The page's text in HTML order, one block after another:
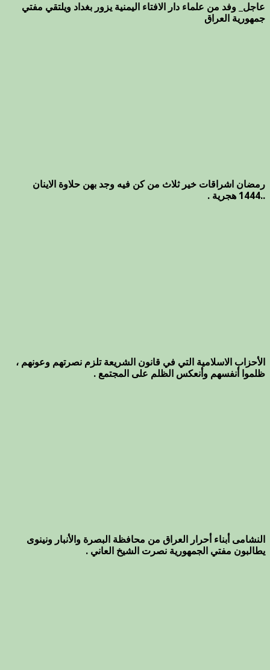
عاجل_ وفد من علماء دار الافتاء اليمنية يزور بغداد ويلتقي مفتي
جمهورية العراق
رمضان اشراقات خير ثلاث من كن فيه وجد بهن حلاوة الاينان
..1444 هجرية .
الأحزاب الاسلامية التي في قانون الشريعة تلزم نصرتهم وعونهم ،
ظلموا أنفسهم وأنعكس الظلم على المجتمع .
النشامى أبناء أحرار العراق من محافظة البصرة والأنبار ونينوى
يطالبون مفتي الجمهورية نصرت الشيخ العاني .